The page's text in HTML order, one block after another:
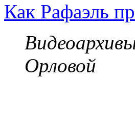
Как Рафаэль
Орловой